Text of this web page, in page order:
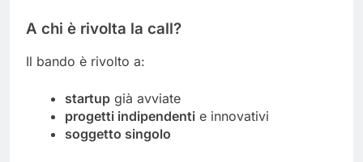
A chi è rivolta la call?
Il bando è rivolto a:
startup già avviate
progetti indipendenti e innovativi
soggetto singolo